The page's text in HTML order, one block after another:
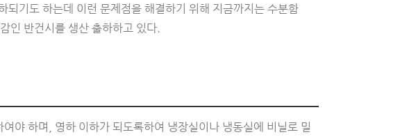
되기도 하는데 이런 문제점을 해결하기 위해 지금까지는 수분함
인 반건시를 생산 출하하고 있다.
야 하며, 영하 이하가 되도록하여 냉장실이나 냉동실에 비닐로 밀